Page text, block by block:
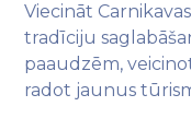
Viecināt
tradīciju
paaudzēm,
radot jaunus